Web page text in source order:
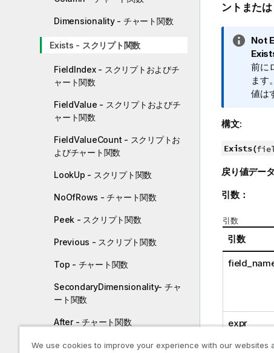
Dimensionality - チャート関数
Exists - スクリプト関数
FieldIndex - スクリプトおよびチ
ャート関数
FieldValue - スクリプトおよびチ
ャート関数
FieldValueCount - スクリプトお
よびチャート関数
LookUp - スクリプト関数
NoOfRows - チャート関数
Peek - スクリプト関数
Previous - スクリプト関数
Top - チャート関数
SecondaryDimensionality- チャ
ート関数
After - チャート関数
Before - チャート関数
ントまたは
情
報
メ
モ
Not
前に
ます
値は
構文:
Exists(
戻り値デー
引数：
引数
引数
expr
We use cookies to improve your experience with our websites